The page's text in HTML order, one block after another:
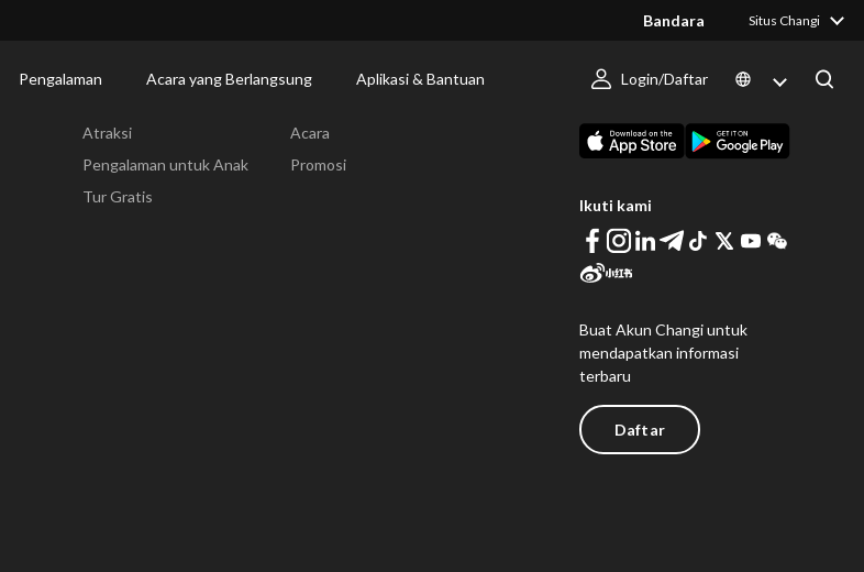
Bandara Situs Changi
Pengalaman Acara yang Berlangsung Aplikasi & Bantuan Login/Daftar
Atraksi
Pengalaman untuk Anak
Tur Gratis
Acara
Promosi
Ikuti kami
Buat Akun Changi untuk
mendapatkan informasi
terbaru
Daftar